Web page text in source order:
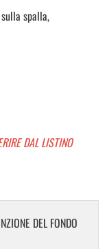
spalla,
DAL LISTINO
DEL FONDO